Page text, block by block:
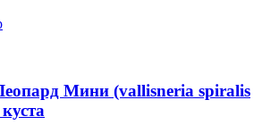
Мини (vallisneria spiralis